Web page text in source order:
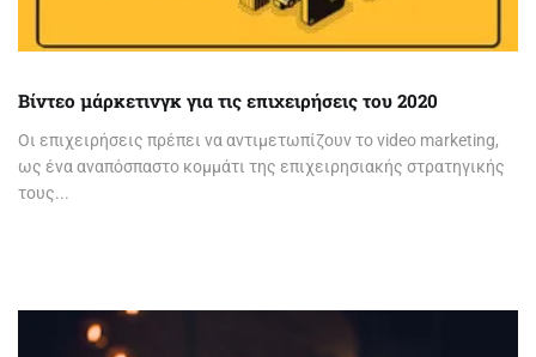
Βίντεο μάρκετινγκ για τις επιχειρήσεις του 2020
Οι επιχειρήσεις πρέπει να αντιμετωπίζουν το video marketing,
ως ένα αναπόσπαστο κομμάτι της επιχειρησιακής στρατηγικής
τους...